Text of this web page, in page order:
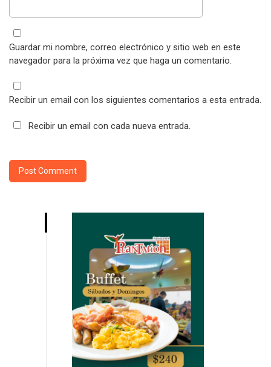
Guardar mi nombre, correo electrónico y sitio web en este
navegador para la próxima vez que haga un comentario.
Recibir un email con los siguientes comentarios a esta entrada.
Recibir un email con cada nueva entrada.